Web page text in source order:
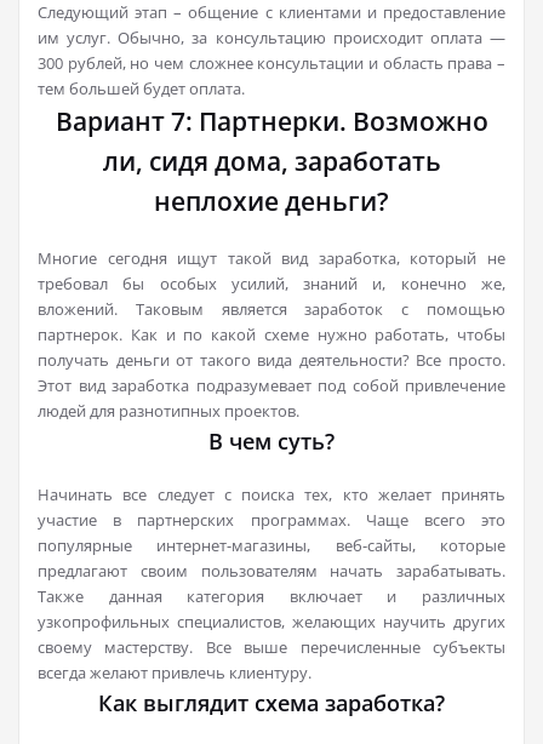
Следующий этап – общение с клиентами и предоставление
им услуг. Обычно, за консультацию происходит оплата —
300 рублей, но чем сложнее консультации и область права –
тем большей будет оплата.
Вариант 7: Партнерки. Возможно
ли, сидя дома, заработать
неплохие деньги?
Многие сегодня ищут такой вид заработка, который не
требовал бы особых усилий, знаний и, конечно же,
вложений. Таковым является заработок с помощью
партнерок. Как и по какой схеме нужно работать, чтобы
получать деньги от такого вида деятельности? Все просто.
Этот вид заработка подразумевает под собой привлечение
людей для разнотипных проектов.
В чем суть?
Начинать все следует с поиска тех, кто желает принять
участие в партнерских программах. Чаще всего это
популярные интернет-магазины, веб-сайты, которые
предлагают своим пользователям начать зарабатывать.
Также данная категория включает и различных
узкопрофильных специалистов, желающих научить других
своему мастерству. Все выше перечисленные субъекты
всегда желают привлечь клиентуру.
Как выглядит схема заработка?